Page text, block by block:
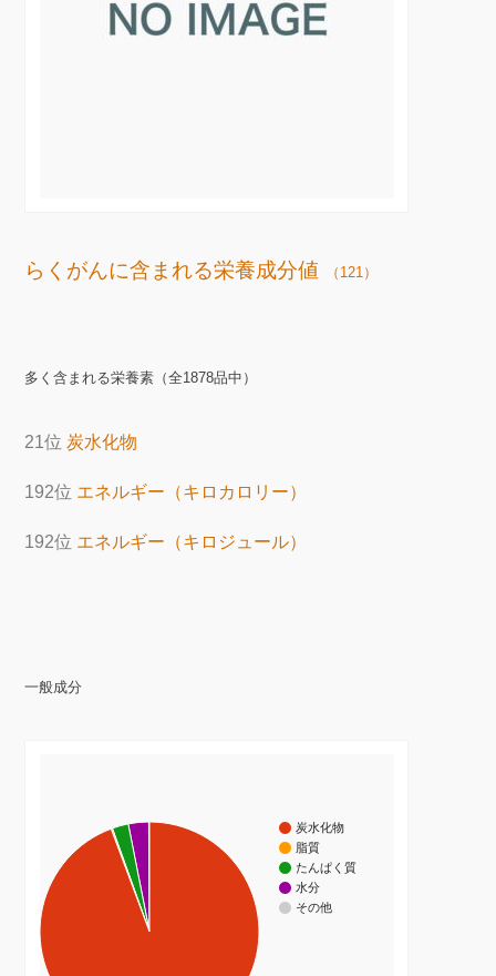
らくがんに含まれる栄養成分値 （121）
多く含まれる栄養素（全1878品中）
21位 炭水化物
192位 エネルギー（キロカロリー）
192位 エネルギー（キロジュール）
一般成分
炭水化物
脂質
たんぱく質
水分
その他